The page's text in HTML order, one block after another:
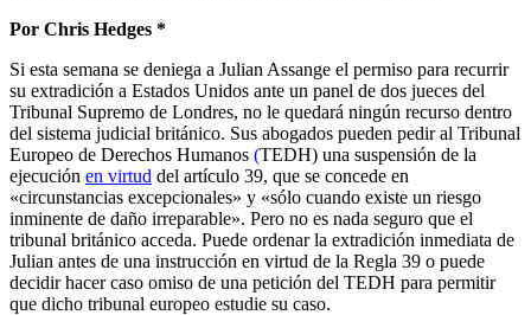
Por Chris Hedges *
Si esta semana se deniega a Julian Assange el permiso para recurrir
su extradición a Estados Unidos ante un panel de dos jueces del
Tribunal Supremo de Londres, no le quedará ningún recurso dentro
del sistema judicial británico. Sus abogados pueden pedir al Tribunal
Europeo de Derechos Humanos (TEDH) una suspensión de la
ejecución en virtud del artículo 39, que se concede en
«circunstancias excepcionales» y «sólo cuando existe un riesgo
inminente de daño irreparable». Pero no es nada seguro que el
tribunal británico acceda. Puede ordenar la extradición inmediata de
Julian antes de una instrucción en virtud de la Regla 39 o puede
decidir hacer caso omiso de una petición del TEDH para permitir
que dicho tribunal europeo estudie su caso.